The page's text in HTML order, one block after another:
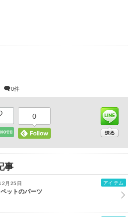
0件
0
事
月25日 アイテム
ットのパーツ